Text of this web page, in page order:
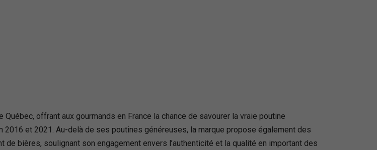
offrant aux gourmands en France la chance de savourer la vraie poutine
et 2021. Au-delà de ses poutines généreuses, la marque propose également des
bières, soulignant son engagement envers l’authenticité et la qualité en important des